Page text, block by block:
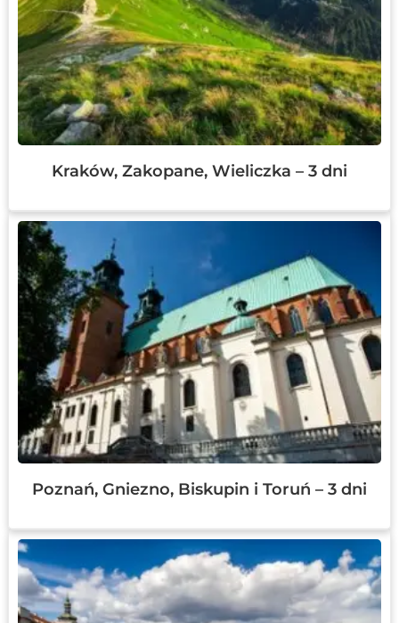
Kraków, Zakopane, Wieliczka – 3 dni
Poznań, Gniezno, Biskupin i Toruń – 3 dni